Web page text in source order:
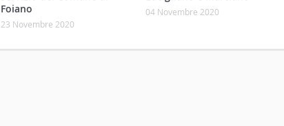
Foiano
23 Novembre 2020
04 Novembre 2020